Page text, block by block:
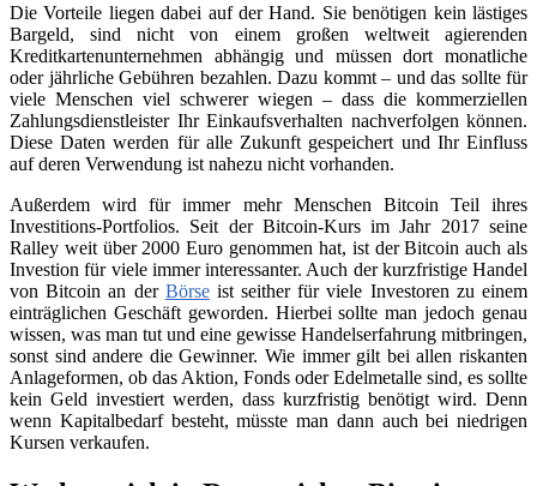
Die Vorteile liegen dabei auf der Hand. Sie benötigen kein lästiges
Bargeld, sind nicht von einem großen weltweit agierenden
Kreditkartenunternehmen abhängig und müssen dort monatliche
oder jährliche Gebühren bezahlen. Dazu kommt – und das sollte für
viele Menschen viel schwerer wiegen – dass die kommerziellen
Zahlungsdienstleister Ihr Einkaufsverhalten nachverfolgen können.
Diese Daten werden für alle Zukunft gespeichert und Ihr Einfluss
auf deren Verwendung ist nahezu nicht vorhanden.
Außerdem wird für immer mehr Menschen Bitcoin Teil ihres
Investitions-Portfolios. Seit der Bitcoin-Kurs im Jahr 2017 seine
Ralley weit über 2000 Euro genommen hat, ist der Bitcoin auch als
Investion für viele immer interessanter. Auch der kurzfristige Handel
von Bitcoin an der Börseist seither für viele Investoren zu einem
einträglichen Geschäft geworden. Hierbei sollte man jedoch genau
wissen, was man tut und eine gewisse Handelserfahrung mitbringen,
sonst sind andere die Gewinner. Wie immer gilt bei allen riskanten
Anlageformen, ob das Aktion, Fonds oder Edelmetalle sind, es sollte
kein Geld investiert werden, dass kurzfristig benötigt wird. Denn
wenn Kapitalbedarf besteht, müsste man dann auch bei niedrigen
Kursen verkaufen.